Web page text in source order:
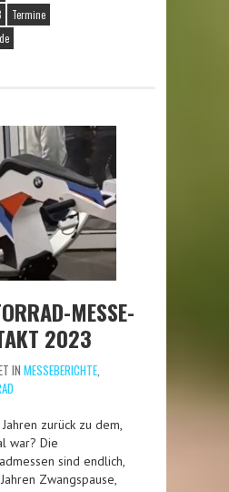
Termine
MESSE-
2023
IN MESSEBERICHTE,
zurück zu dem,
war? Die
sind endlich,
Zwangspause,